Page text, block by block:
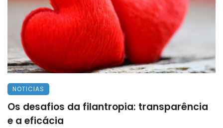
NOTICIAS
Os desafios da filantropia: transparência
e a eficácia